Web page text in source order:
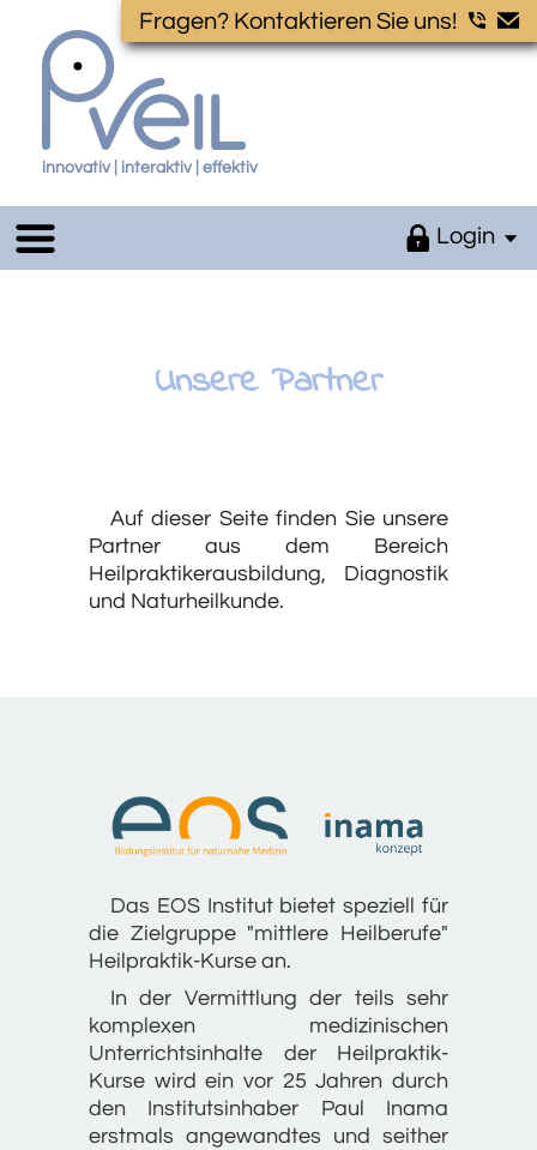
Fragen? Kontaktieren Sie uns!
innovativ | interaktiv | effektiv
Login
Unsere Partner
Auf dieser Seite finden Sie unsere
Partner aus dem Bereich
Heilpraktikerausbildung, Diagnostik
und Naturheilkunde.
Das EOS Institut bietet speziell für
die Zielgruppe "mittlere Heilberufe"
Heilpraktik-Kurse an.
In der Vermittlung der teils sehr
komplexen medizinischen
Unterrichtsinhalte der Heilpraktik-
Kurse wird ein vor 25 Jahren durch
den Institutsinhaber Paul Inama
erstmals angewandtes und seither